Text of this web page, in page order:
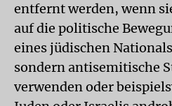
entfernt werden, wenn
auf die politische
eines jüdischen
sondern antisemitische
verwenden oder